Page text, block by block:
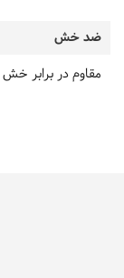
ضد خش
مقاوم در برابر خش